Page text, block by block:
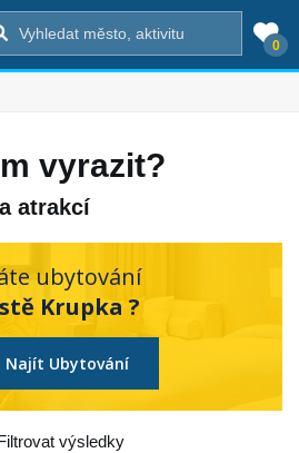
0
vyrazit?
atrakcí
ubytování
Krupka ?
Najít Ubytování
výsledky